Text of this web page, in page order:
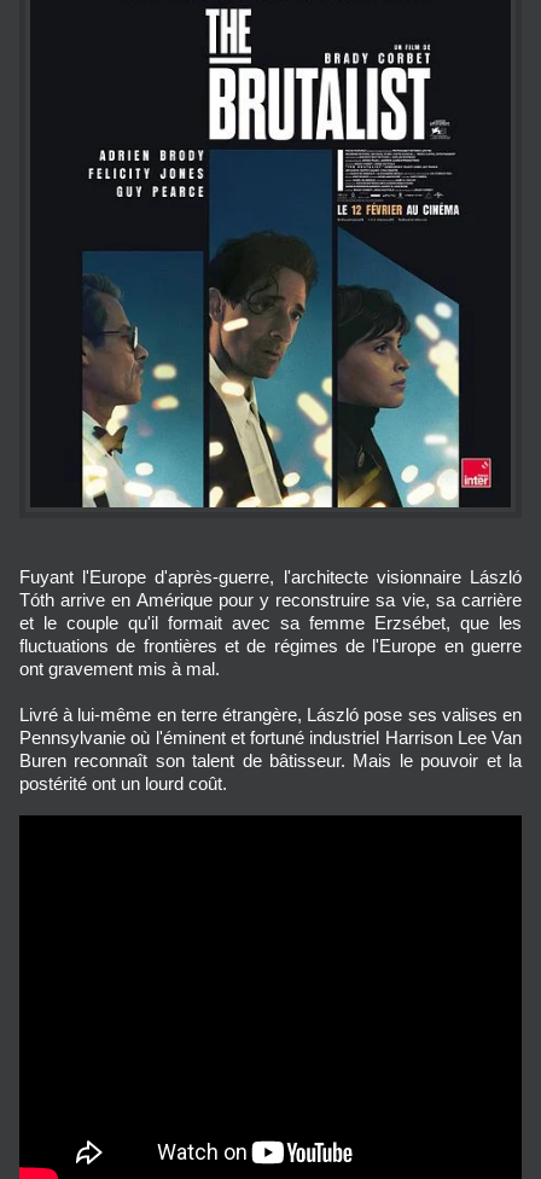
Fuyant l'Europe d'après-guerre, l'architecte visionnaire László
Tóth arrive en Amérique pour y reconstruire sa vie, sa carrière
et le couple qu'il formait avec sa femme Erzsébet, que les
fluctuations de frontières et de régimes de l'Europe en guerre
ont gravement mis à mal.
Livré à lui-même en terre étrangère, László pose ses valises en
Pennsylvanie où l'éminent et fortuné industriel Harrison Lee Van
Buren reconnaît son talent de bâtisseur. Mais le pouvoir et la
postérité ont un lourd coût.